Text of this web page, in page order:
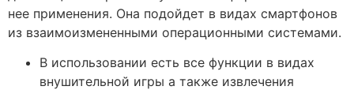
нее применения. Она подойдет в видах смартфонов
из взаимоизмененными операционными системами.
В использовании есть все функции в видах
внушительной игры а также извлечения